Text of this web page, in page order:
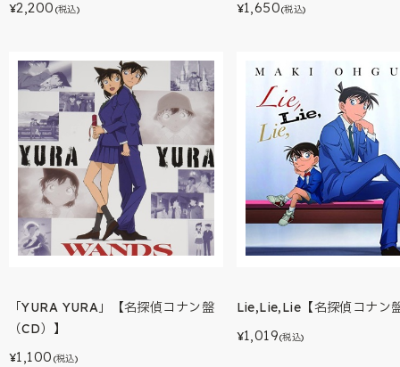
¥2,200 (税込) ¥1,650(税込)
「YURA YURA」【名探偵コナン盤
（CD）】
¥1,100 (税込)
Lie,Lie,Lie【名探偵コナン
¥1,019(税込)